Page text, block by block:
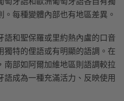
每種變體內部也有地區差異。
語和聖保羅或里約熱內盧的口音
獨特的俚語或有明顯的語調。在
南部如阿爾加維地區則語調較拉
語成為一種充滿活力、反映使用